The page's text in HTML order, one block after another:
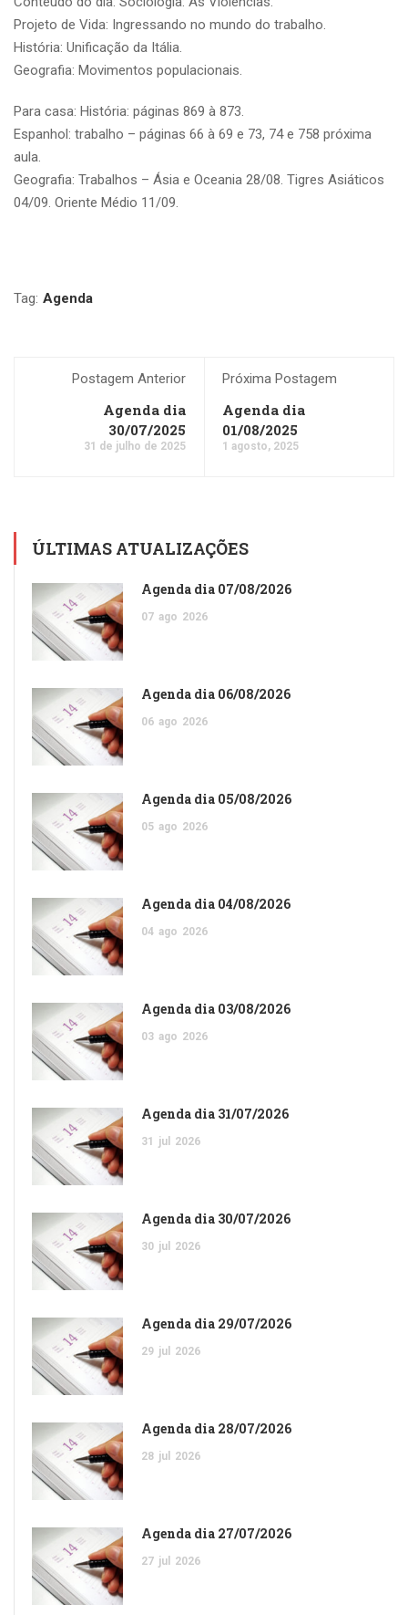
Projeto de Vida: Ingressando no mundo do trabalho.
História: Unificação da Itália.
Geografia: Movimentos populacionais.
Para casa: História: páginas 869 à 873.
Espanhol: trabalho – páginas 66 à 69 e 73, 74 e 758 próxima
aula.
Geografia: Trabalhos – Ásia e Oceania 28/08. Tigres Asiáticos
04/09. Oriente Médio 11/09.
Tag: Agenda
Postagem Anterior
Agenda dia
30/07/2025
31 de julho de 2025
Próxima Postagem
Agenda dia
01/08/2025
1 agosto, 2025
ÚLTIMAS ATUALIZAÇÕES
Agenda dia 07/08/2026
07 ago 2026
Agenda dia 06/08/2026
06 ago 2026
Agenda dia 05/08/2026
05 ago 2026
Agenda dia 04/08/2026
04 ago 2026
Agenda dia 03/08/2026
03 ago 2026
Agenda dia 31/07/2026
31 jul 2026
Agenda dia 30/07/2026
30 jul 2026
Agenda dia 29/07/2026
29 jul 2026
Agenda dia 28/07/2026
28 jul 2026
Agenda dia 27/07/2026
27 jul 2026